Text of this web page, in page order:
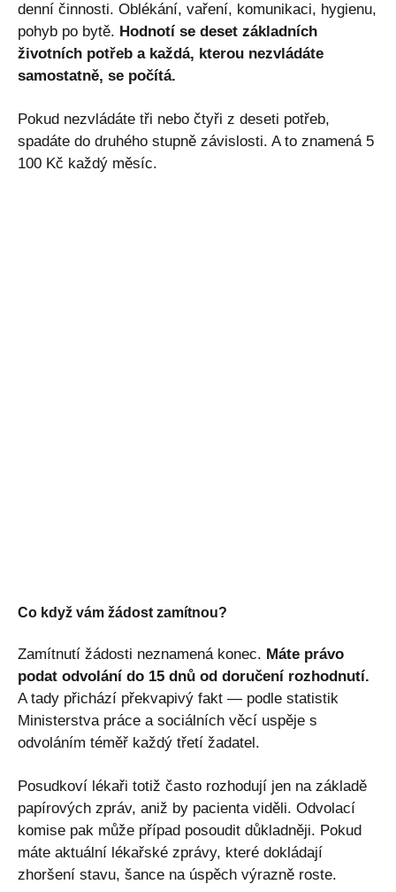
denní činnosti. Oblékání, vaření, komunikaci, hygienu,
pohyb po bytě. Hodnotí se deset základních
životních potřeb a každá, kterou nezvládáte
samostatně, se počítá.
Pokud nezvládáte tři nebo čtyři z deseti potřeb,
spadáte do druhého stupně závislosti. A to znamená 5
100 Kč každý měsíc.
Co když vám žádost zamítnou?
Zamítnutí žádosti neznamená konec. Máte právo
podat odvolání do 15 dnů od doručení rozhodnutí.
A tady přichází překvapivý fakt — podle statistik
Ministerstva práce a sociálních věcí uspěje s
odvoláním téměř každý třetí žadatel.
Posudkoví lékaři totiž často rozhodují jen na základě
papírových zpráv, aniž by pacienta viděli. Odvolací
komise pak může případ posoudit důkladněji. Pokud
máte aktuální lékařské zprávy, které dokládají
zhoršení stavu, šance na úspěch výrazně roste.